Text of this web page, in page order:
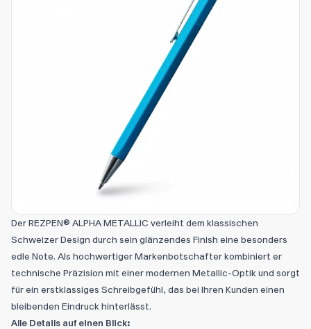
Der REZPEN® ALPHA METALLIC verleiht dem klassischen
Schweizer Design durch sein glänzendes Finish eine besonders
edle Note. Als hochwertiger Markenbotschafter kombiniert er
technische Präzision mit einer modernen Metallic-Optik und sorgt
für ein erstklassiges Schreibgefühl, das bei Ihren Kunden einen
bleibenden Eindruck hinterlässt.
Alle Details auf einen Blick: